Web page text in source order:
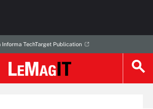
Informa TechTarget Publication